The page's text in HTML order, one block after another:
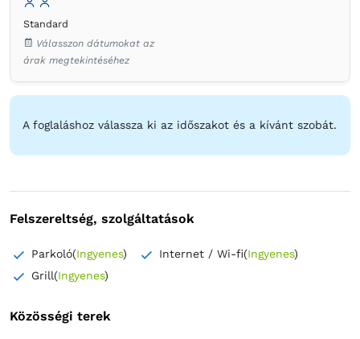
Standard
Válasszon dátumokat az
árak megtekintéséhez
A foglaláshoz válassza ki az időszakot és a kívánt szobát.
Felszereltség, szolgáltatások
Parkoló(Ingyenes) Internet / Wi-fi(Ingyenes)
Grill(Ingyenes)
Közösségi terek